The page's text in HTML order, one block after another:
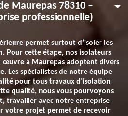
Maurepas 78310 –
professionnelle)
permet surtout d’isoler les
Pour cette étape, nos isolateurs
œuvre à Maurepas adoptent divers
Les spécialistes de notre équipe
pour tous travaux d’isolation
qualité, nous vous pourvoyons
travailler avec notre entreprise
votre projet permet de recevoir